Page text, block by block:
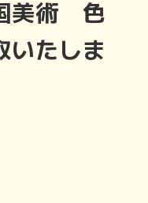
美術 色
たしま